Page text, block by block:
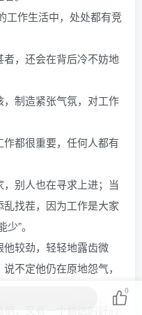
作生活中，处处都有竞
，还会在背后冷不妨地
制造紧张气氛，对工作
都很重要，任何人都有
别人也在寻求上进；当
找茬，因为工作是大家
”。
较劲，轻轻地露齿微
不定他仍在原地怨气，
范，又有一个豁达的好心
0